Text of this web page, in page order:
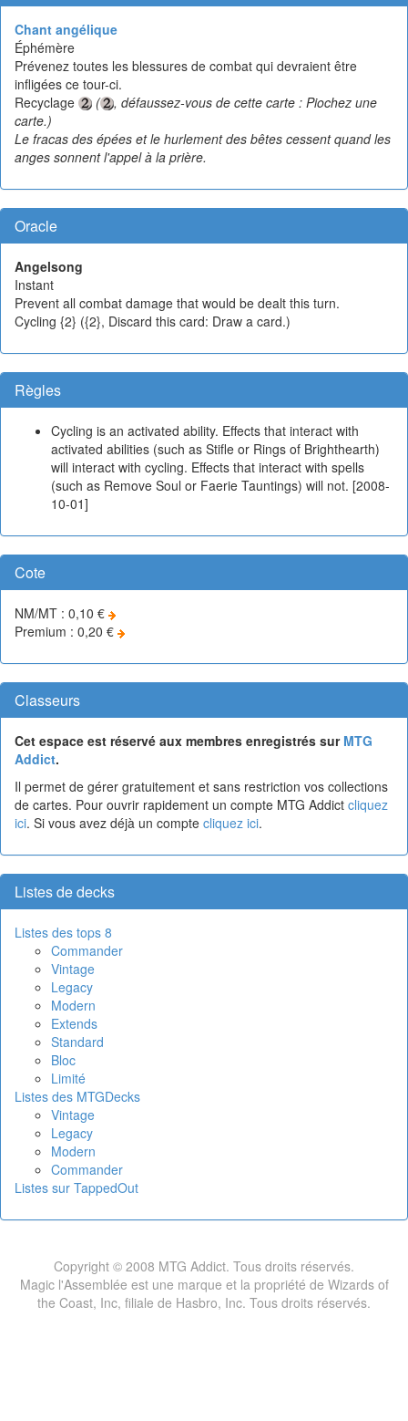
Chant angélique
Éphémère
Prévenez toutes les blessures de combat qui devraient être
infligées ce tour-ci.
Recyclage
(
, défaussez-vous de cette carte : Piochez une
carte.)
Le fracas des épées et le hurlement des bêtes cessent quand les
anges sonnent l'appel à la prière.
Oracle
Angelsong
Instant
Prevent all combat damage that would be dealt this turn.
Cycling {2} ({2}, Discard this card: Draw a card.)
Règles
Cycling is an activated ability. Effects that interact with
activated abilities (such as Stifle or Rings of Brighthearth)
will interact with cycling. Effects that interact with spells
(such as Remove Soul or Faerie Tauntings) will not. [2008-
10-01]
Cote
NM/MT : 0,10 €
Premium : 0,20 €
Classeurs
Cet espace est réservé aux membres enregistrés sur MTG
Addict.
Il permet de gérer gratuitement et sans restriction vos collections
de cartes. Pour ouvrir rapidement un compte MTG Addict cliquez
ici. Si vous avez déjà un compte cliquez ici.
Listes de decks
Listes des tops 8
Commander
Vintage
Legacy
Modern
Extends
Standard
Bloc
Limité
Listes des MTGDecks
Vintage
Legacy
Modern
Commander
Listes sur TappedOut
Copyright © 2008 MTG Addict. Tous droits réservés.
Magic l'Assemblée est une marque et la propriété de Wizards of
the Coast, Inc, filiale de Hasbro, Inc. Tous droits réservés.